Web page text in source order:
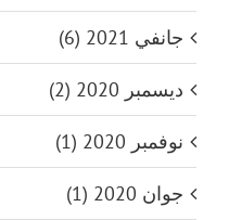
جانفي 2021 (6)
ديسمبر 2020 (2)
نوفمبر 2020 (1)
جوان 2020 (1)